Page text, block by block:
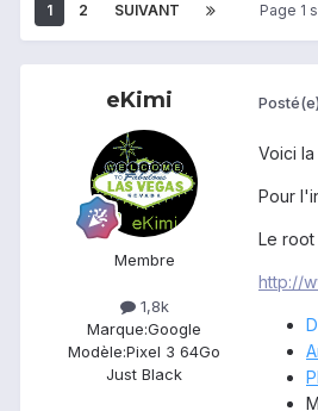
1 2 SUIVANT Page 1
eKimi
Membre
1,8k
Marque:Google
Modèle:Pixel 3 64Go
Just Black
Posté(e)
Voici la
Pour
Le
http://